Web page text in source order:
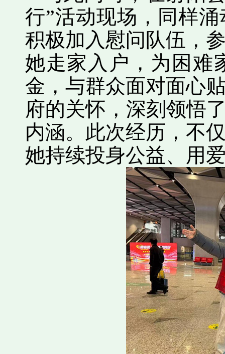
行”活动现场，同样
积极加入慰问队伍，
她走家入户，为困难
金，与群众面对面心
府的关怀，深刻领悟
内涵。此次经历，不
她持续投身公益、用